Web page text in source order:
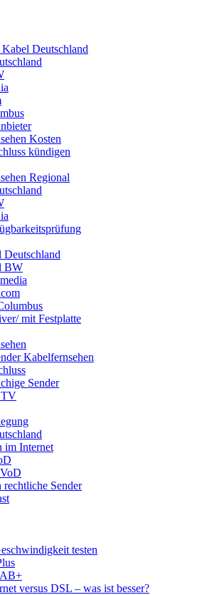
Deutschland
Kosten
kündigen
Regional
Deutschland
BW
mit Festplatte
Kabelfernsehen
Sender
TV
im Internet
Sender
testen
versus DSL – was ist besser?